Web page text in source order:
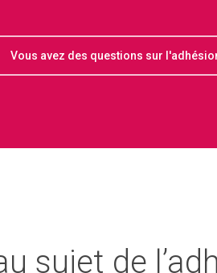
Vous avez des questions sur
sujet de